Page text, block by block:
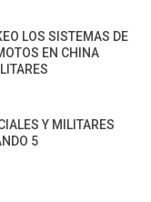
LOS SISTEMAS DE
EN CHINA
Y MILITARES
5